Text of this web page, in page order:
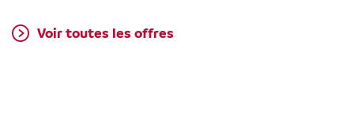
Voir toutes les offres